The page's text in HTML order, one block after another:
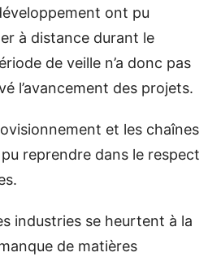
ont pu
à distance durant le
de veille n’a donc pas
l’avancement des projets.
et les chaînes
reprendre dans le respect
industries se heurtent à la
de matières